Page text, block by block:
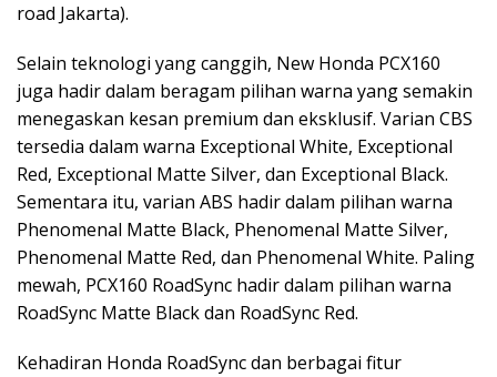
road Jakarta).
Selain teknologi yang canggih, New Honda PCX160
juga hadir dalam beragam pilihan warna yang semakin
menegaskan kesan premium dan eksklusif. Varian CBS
tersedia dalam warna Exceptional White, Exceptional
Red, Exceptional Matte Silver, dan Exceptional Black.
Sementara itu, varian ABS hadir dalam pilihan warna
Phenomenal Matte Black, Phenomenal Matte Silver,
Phenomenal Matte Red, dan Phenomenal White. Paling
mewah, PCX160 RoadSync hadir dalam pilihan warna
RoadSync Matte Black dan RoadSync Red.
Kehadiran Honda RoadSync dan berbagai fitur